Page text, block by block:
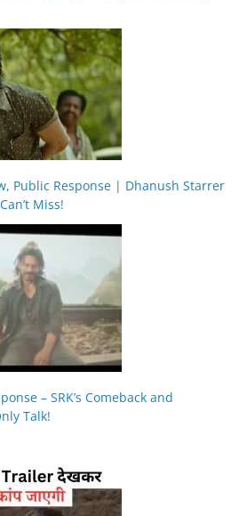
Public Response | Dhanush Starrer
Miss!
– SRK’s Comeback and
Talk!